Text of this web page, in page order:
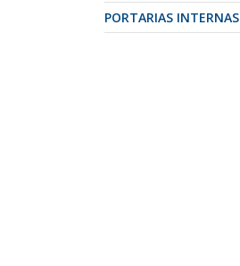
PORTARIAS INTERNAS